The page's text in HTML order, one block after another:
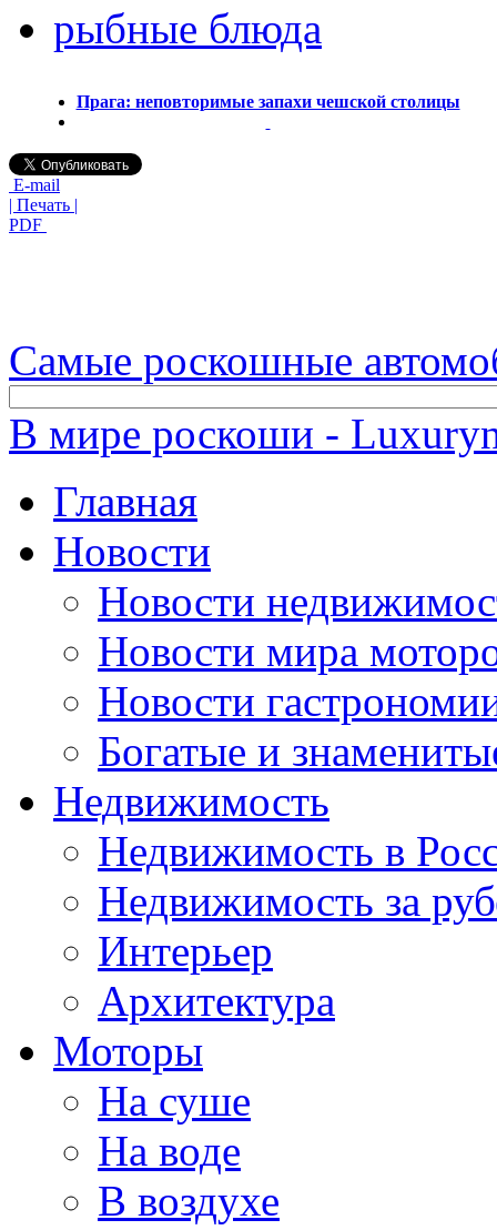
рыбные блюда
Прага: неповторимые запахи чешской столицы
E-mail
| Печать |
PDF
Самые роскошные
В мире роскоши -
Главная
Новости
Новости
Новости мира
Новости
Богатые и
Недвижимость
Недвижимость в
Недвижимость за
Интерьер
Архитектура
Моторы
На суше
На воде
В воздухе